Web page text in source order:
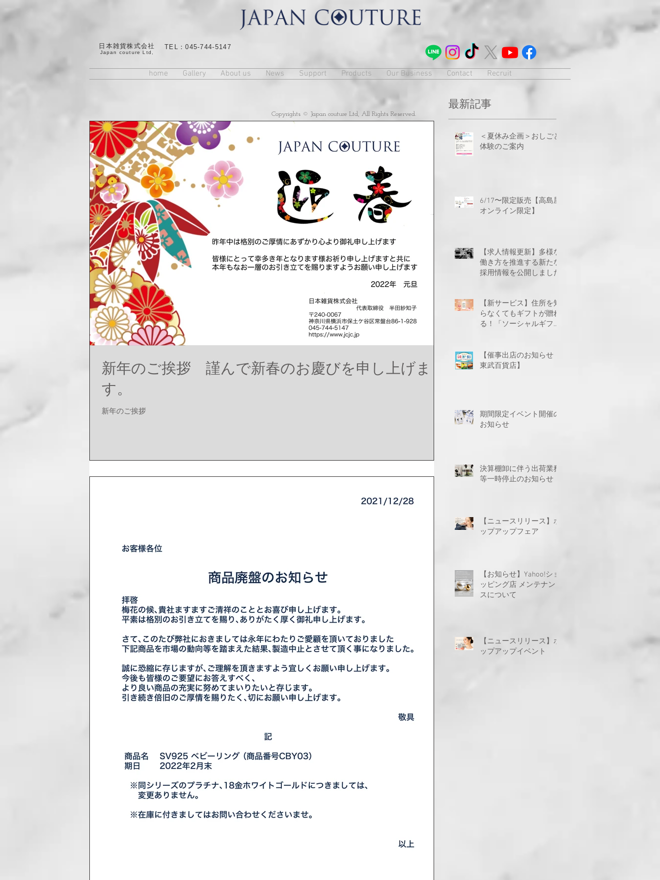
日本雑貨株式会社
​Japan couture Ltd,
TEL：045-744-5147
home Gallery About us News Support Products Our Business Contact Recruit
最新記事
新年のご挨拶 謹んで新春のお慶びを申し上げま
す。
新年のご挨拶
＜夏休み企画＞おしごと
体験のご案内
6/17〜限定販売【高島屋
オンライン限定】
【求人情報更新】多様な
働き方を推進する新たな
採用情報を公開しました
【新サービス】住所を知
らなくてもギフトが贈れ
る！「ソーシャルギフ
【催事出店のお知らせ
東武百貨店】
期間限定イベント開催の
お知らせ
決算棚卸に伴う出荷業務
等一時停止のお知らせ
【ニュースリリース】ポ
ップアップフェア
【お知らせ】Yahoo!ショ
ッピング店 メンテナン
スについて
【ニュースリリース】ポ
ップアップイベント
Copyrights © Japan couture Ltd, All Rights Reserved.